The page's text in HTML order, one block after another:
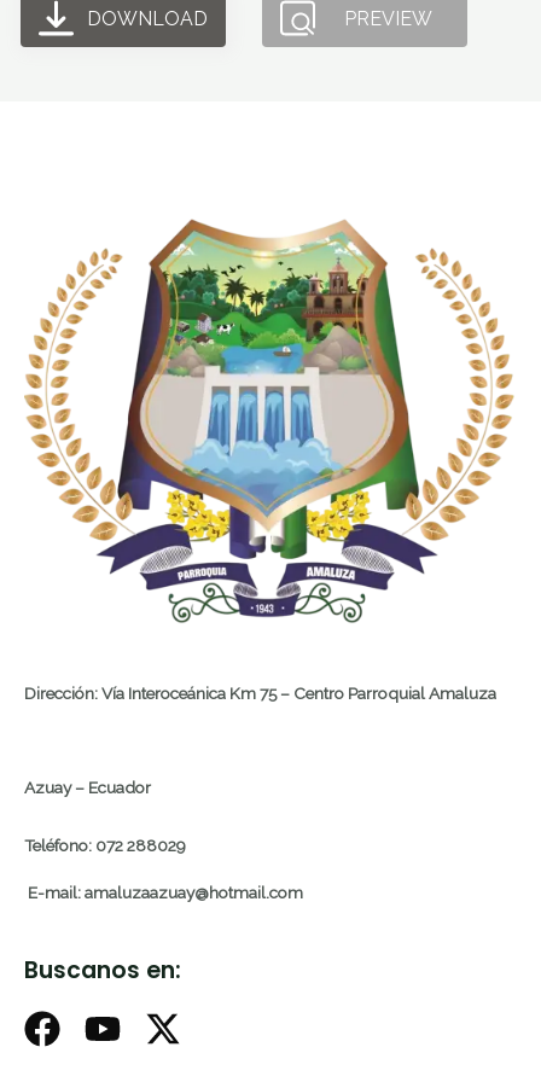
DOWNLOAD PREVIEW
Dirección: Vía Interoceánica Km 75 – Centro Parroquial Amaluza
Azuay – Ecuador
Teléfono: 072 288029
E-mail: amaluzaazuay@hotmail.com
Buscanos en: